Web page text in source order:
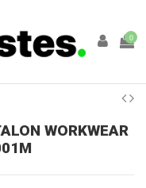
0
WORKWEAR